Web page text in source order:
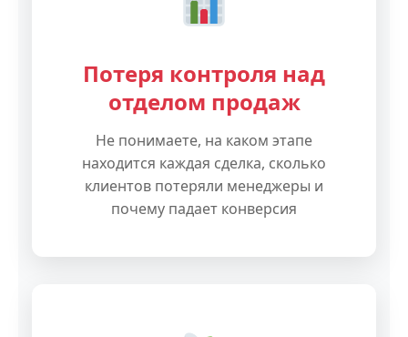
Потеря контроля над
отделом продаж
Не понимаете, на каком этапе
находится каждая сделка, сколько
клиентов потеряли менеджеры и
почему падает конверсия